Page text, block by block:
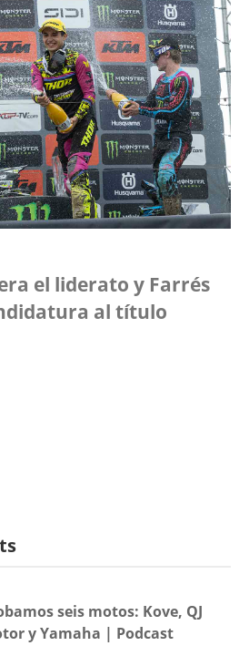
el liderato y Farrés
al título
seis motos: Kove, QJ
y Yamaha | Podcast